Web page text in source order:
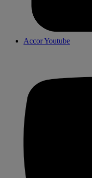
Accor Youtube